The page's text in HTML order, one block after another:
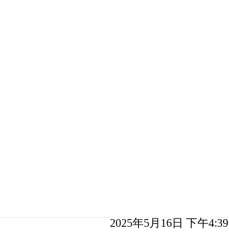
2025年5月16日 下午4:39